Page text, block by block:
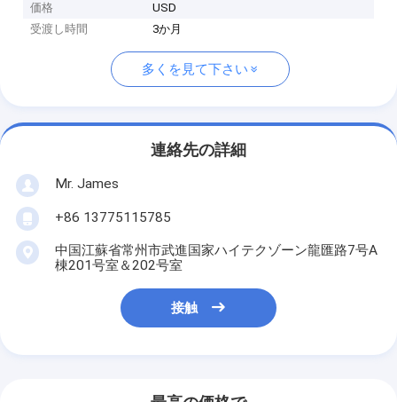
価格
USD
受渡し時間
3か月
多くを見て下さい
連絡先の詳細
Mr. James
+86 13775115785
中国江蘇省常州市武進国家ハイテクゾーン龍匯路7号A
棟201号室＆202号室
接触